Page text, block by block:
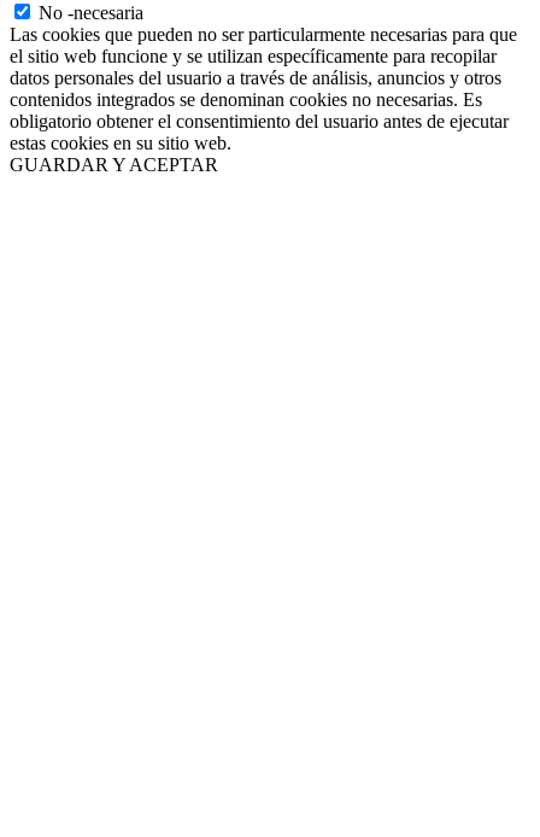
No -necesaria
Las cookies que pueden no ser particularmente necesarias para que
el sitio web funcione y se utilizan específicamente para recopilar
datos personales del usuario a través de análisis, anuncios y otros
contenidos integrados se denominan cookies no necesarias. Es
obligatorio obtener el consentimiento del usuario antes de ejecutar
estas cookies en su sitio web.
GUARDAR Y ACEPTAR